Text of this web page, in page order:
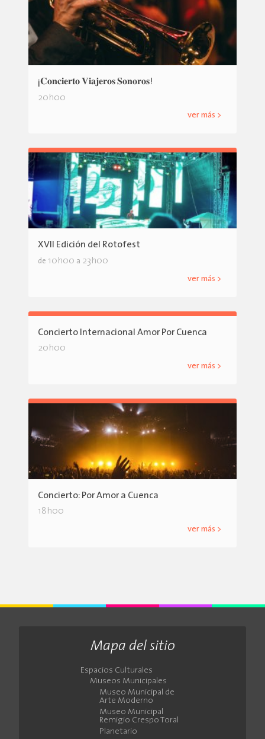
¡𝐂𝐨𝐧𝐜𝐢𝐞𝐫𝐭𝐨 𝐕𝐢𝐚𝐣𝐞𝐫𝐨𝐬 𝐒𝐨𝐧𝐨𝐫𝐨𝐬!
20h00
ver más >
XVII Edición del Rotofest
de 10h00 a 23h00
ver más >
Concierto Internacional Amor Por Cuenca
20h00
ver más >
Concierto: Por Amor a Cuenca
18h00
ver más >
Mapa del sitio
Espacios Culturales
Museos Municipales
Museo Municipal de
Arte Moderno
Museo Municipal
Remigio Crespo Toral
Planetario